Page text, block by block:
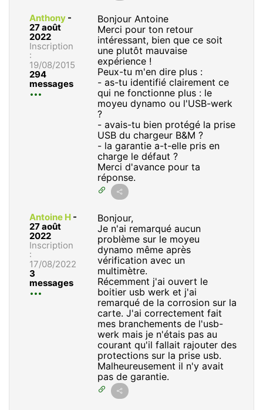
Anthony -
27 août
2022
Inscription
:
19/08/2015
294
messages
Bonjour Antoine
Merci pour ton retour
intéressant, bien que ce soit
une plutôt mauvaise
expérience !
Peux-tu m'en dire plus :
- as-tu identifié clairement ce
qui ne fonctionne plus : le
moyeu dynamo ou l'USB-werk
?
- avais-tu bien protégé la prise
USB du chargeur B&M ?
- la garantie a-t-elle pris en
charge le défaut ?
Merci d'avance pour ta
réponse.
Antoine H -
27 août
2022
Inscription
:
17/08/2022
3
messages
Bonjour,
Je n'ai remarqué aucun
problème sur le moyeu
dynamo même après
vérification avec un
multimètre.
Récemment j'ai ouvert le
boitier usb werk et j'ai
remarqué de la corrosion sur la
carte. J'ai correctement fait
mes branchements de l'usb-
werk mais je n'étais pas au
courant qu'il fallait rajouter des
protections sur la prise usb.
Malheureusement il n'y avait
pas de garantie.